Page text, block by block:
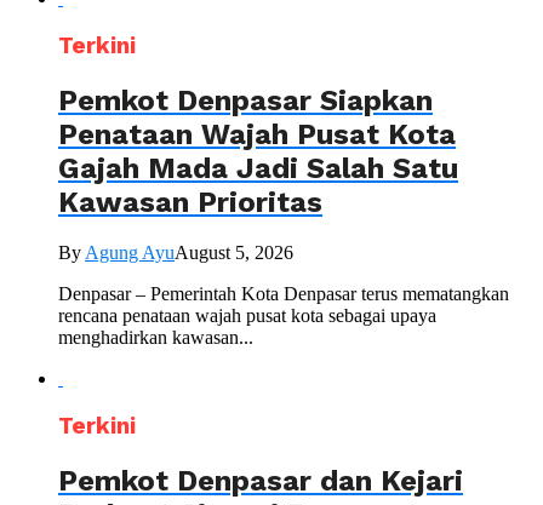
Terkini
Pemkot Denpasar Siapkan
Penataan Wajah Pusat Kota
Gajah Mada Jadi Salah Satu
Kawasan Prioritas
ByAgung AyuAugust 5, 2026
Denpasar – Pemerintah Kota Denpasar terus mematangkan
rencana penataan wajah pusat kota sebagai upaya
menghadirkan kawasan...
Terkini
Pemkot Denpasar dan Kejari